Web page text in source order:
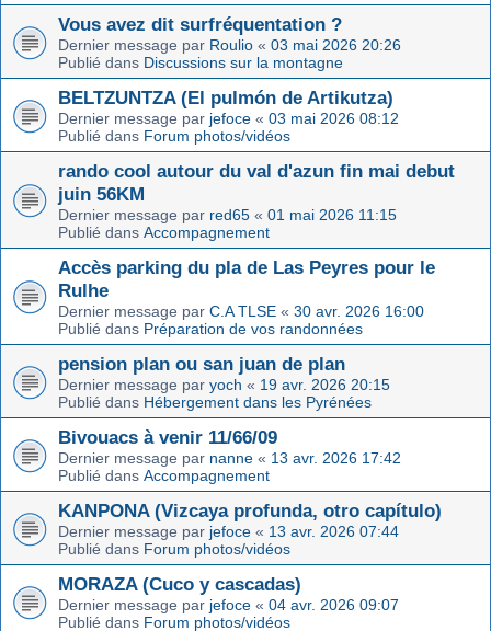
Vous avez dit surfréquentation ?
Dernier message par Roulio « 03 mai 2026 20:26
Publié dans Discussions sur la montagne
BELTZUNTZA (El pulmón de Artikutza)
Dernier message par jefoce « 03 mai 2026 08:12
Publié dans Forum photos/vidéos
rando cool autour du val d'azun fin mai debut
juin 56KM
Dernier message par red65 « 01 mai 2026 11:15
Publié dans Accompagnement
Accès parking du pla de Las Peyres pour le
Rulhe
Dernier message par C.A TLSE « 30 avr. 2026 16:00
Publié dans Préparation de vos randonnées
pension plan ou san juan de plan
Dernier message par yoch « 19 avr. 2026 20:15
Publié dans Hébergement dans les Pyrénées
Bivouacs à venir 11/66/09
Dernier message par nanne « 13 avr. 2026 17:42
Publié dans Accompagnement
KANPONA (Vizcaya profunda, otro capítulo)
Dernier message par jefoce « 13 avr. 2026 07:44
Publié dans Forum photos/vidéos
MORAZA (Cuco y cascadas)
Dernier message par jefoce « 04 avr. 2026 09:07
Publié dans Forum photos/vidéos